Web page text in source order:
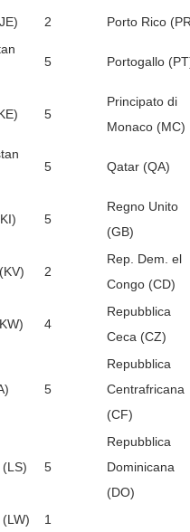
2 Porto Rico
5 Portogallo
5
Principato di
Monaco (MC)
5 Qatar (QA)
5
Regno Unito
(GB)
2
Rep. Dem. el
Congo (CD)
4
Repubblica
Ceca (CZ)
5
Repubblica
Centrafricana
(CF)
5
Repubblica
Dominicana
(DO)
1